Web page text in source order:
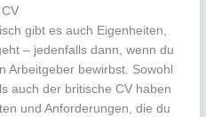
gibt es auch Eigenheiten,
– jedenfalls dann, wenn du
Arbeitgeber bewirbst. Sowohl
auch der britische CV haben
und Anforderungen, die du